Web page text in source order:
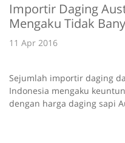
Importir Daging
Mengaku Tidak
11 Apr 2016
Sejumlah importir daging
Indonesia mengaku
dengan harga daging sapi